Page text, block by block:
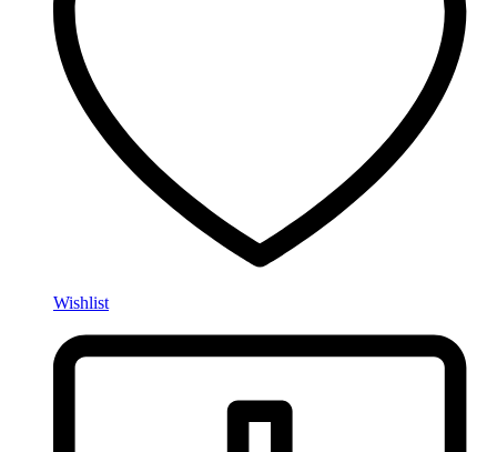
Wishlist